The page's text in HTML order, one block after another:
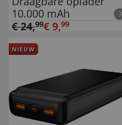
10.000 mAh
€24,99€ 9,99
NIEUW